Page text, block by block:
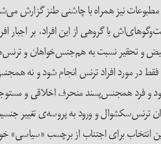
مطبوعات نیز همراه با چاشنی طنز گزارش
با گروهی از این افراد، بر اجبار
و تحقیر نسبت به هم‌جنس‌خواهان و
در مورد افراد ترنس انجام شود و نه
همجنس‌پسند منحرف اخلاقی و مستوجب
ترنس‌سکشوال و ورود به پروسه‌ی تغییر
انتخاب برای اجتناب از برچسب